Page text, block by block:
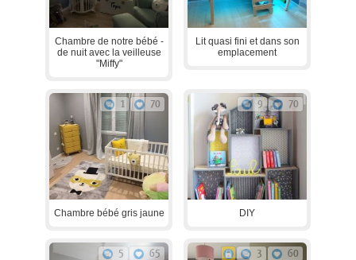
Chambre de notre bébé -
de nuit avec la veilleuse
"Miffy"
Lit quasi fini et dans son
emplacement
1 70
Chambre bébé gris jaune
9 70
DIY
5 65 3 60